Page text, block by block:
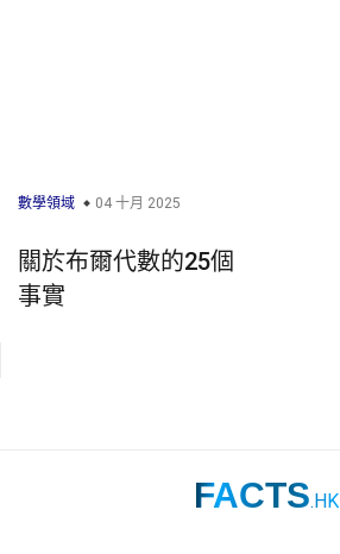
數學領域 04 十月 2025
關於布爾代數的25個
事實
FACTS.HK